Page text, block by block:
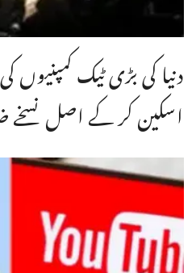
دنیا کی بڑی ٹیک
اسکین کر کے اصل نسخے